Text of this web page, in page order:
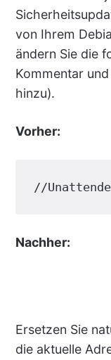
von Ihrem
ändern Sie die
Kommentar
hinzu).
Vorher:
//
Nachher:
Ersetzen Sie
die aktuelle